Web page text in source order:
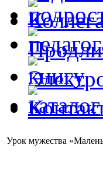
Урок мужества